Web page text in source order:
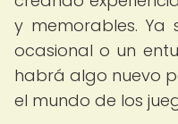
y memorables. Ya
ocasional o un
habrá algo nuevo
el mundo de los